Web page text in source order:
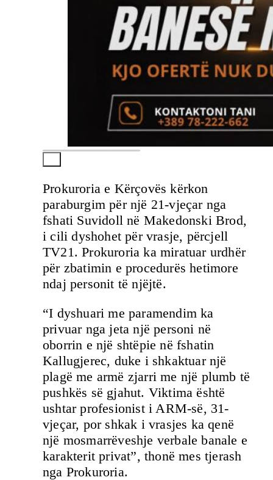
Prokuroria e Kërçovës kërkon
paraburgim për një 21-vjeçar nga
fshati Suvidoll në Makedonski Brod,
i cili dyshohet për vrasje, përcjell
TV21. Prokuroria ka miratuar urdhër
për zbatimin e procedurës hetimore
ndaj personit të njëjtë.
“I dyshuari me paramendim ka
privuar nga jeta një personi në
oborrin e një shtëpie në fshatin
Kallugjerec, duke i shkaktuar një
plagë me armë zjarri me një plumb të
pushkës së gjahut. Viktima është
ushtar profesionist i ARM-së, 31-
vjeçar, por shkak i vrasjes ka qenë
një mosmarrëveshje verbale banale e
karakterit privat”, thonë mes tjerash
nga Prokuroria.